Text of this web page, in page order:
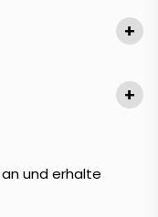
+
+
und erhalte